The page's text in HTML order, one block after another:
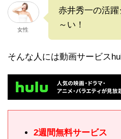
女性
赤井秀一の活
～い！
そんな人には動画サービス
2週間無料サービス